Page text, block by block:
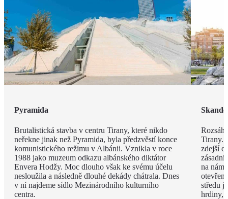
Pyramida
Brutalistická stavba v centru Tirany, které nikdo
neřekne jinak než Pyramida, byla předzvěstí konce
komunistického režimu v Albánii. Vznikla v roce
1988 jako muzeum odkazu albánského diktátor
Envera Hodžy. Moc dlouho však ke svému účelu
nesloužila a následně dlouhé dekády chátrala. Dnes
v ní najdeme sídlo Mezinárodního kulturního
centra.
Tirany.
zdejší
na
středu
hrdiny,